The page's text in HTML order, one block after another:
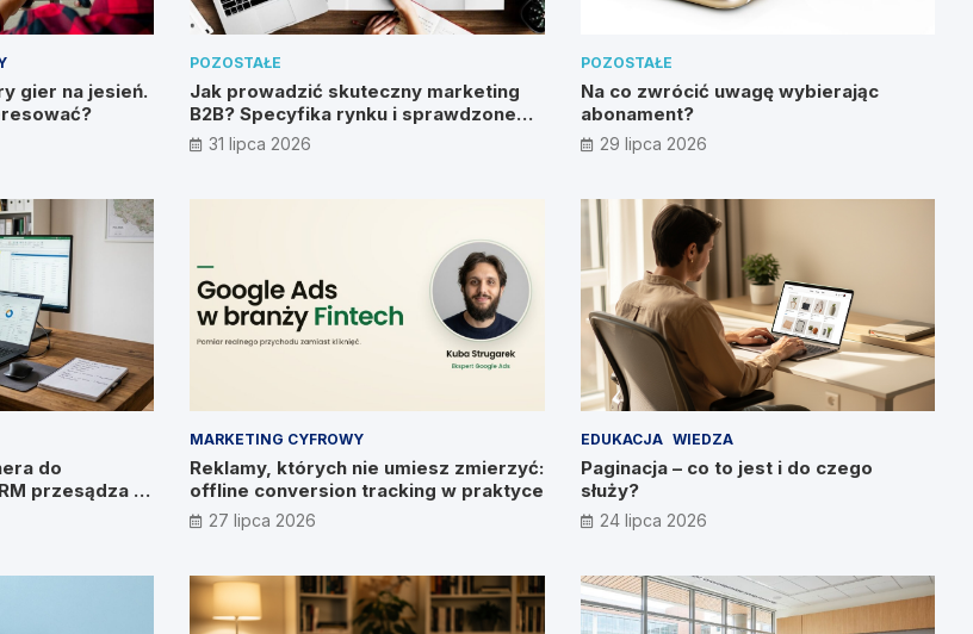
gier na jesień.
POZOSTAŁE
Jak prowadzić skuteczny marketing
B2B? Specyfika rynku i sprawdzone
metody
31 lipca 2026
POZOSTAŁE
Na co zwrócić uwagę wybierając
abonament?
29 lipca 2026
do
przesądza o
Vision
MARKETING CYFROWY
Reklamy, których nie umiesz zmierzyć:
offline conversion tracking w praktyce
27 lipca 2026
EDUKACJA WIEDZA
Paginacja – co to jest i do czego
służy?
24 lipca 2026